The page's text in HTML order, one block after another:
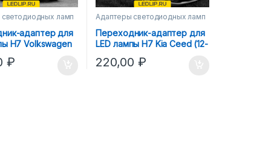
ламп
адаптер для
H7 Volkswagen
11)
₽
Адаптеры светодиодных ламп
Переходник-адаптер для
LED лампы H7 Kia Ceed (12-
15) ближний свет
220,00 ₽